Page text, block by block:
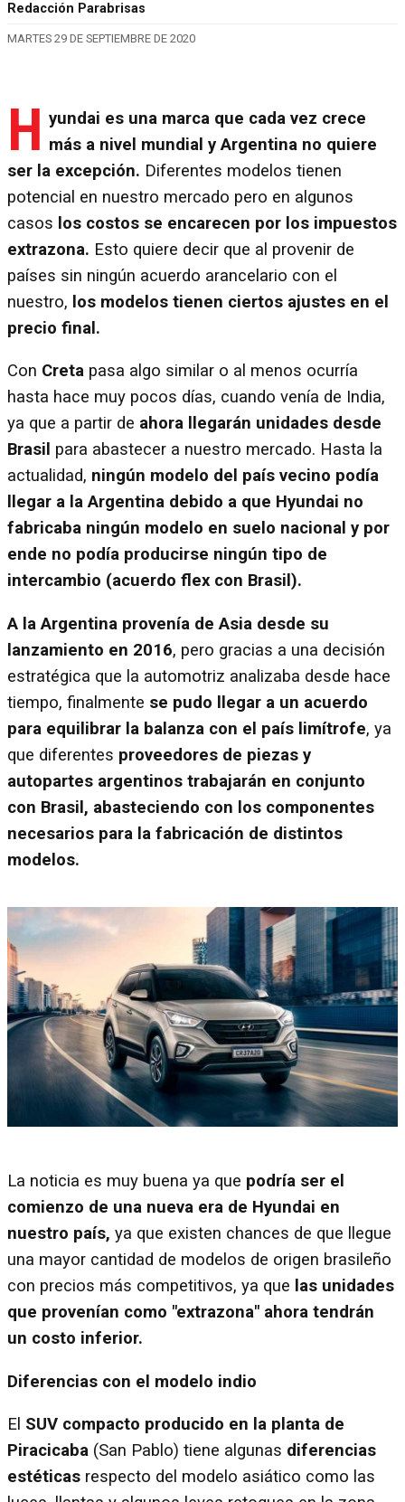
Redacción Parabrisas
MARTES 29 DE SEPTIEMBRE DE 2020
H yundai es una marca que cada vez crece
más a nivel mundial y Argentina no quiere
ser la excepción. Diferentes modelos tienen
potencial en nuestro mercado pero en algunos
casos los costos se encarecen por los impuestos
extrazona. Esto quiere decir que al provenir de
países sin ningún acuerdo arancelario con el
nuestro, los modelos tienen ciertos ajustes en el
precio final.
Con Creta pasa algo similar o al menos ocurría
hasta hace muy pocos días, cuando venía de India,
ya que a partir de ahora llegarán unidades desde
Brasil para abastecer a nuestro mercado. Hasta la
actualidad, ningún modelo del país vecino podía
llegar a la Argentina debido a que Hyundai no
fabricaba ningún modelo en suelo nacional y por
ende no podía producirse ningún tipo de
intercambio (acuerdo flex con Brasil).
A la Argentina provenía de Asia desde su
lanzamiento en 2016, pero gracias a una decisión
estratégica que la automotriz analizaba desde hace
tiempo, finalmente se pudo llegar a un acuerdo
para equilibrar la balanza con el país limítrofe, ya
que diferentes proveedores de piezas y
autopartes argentinos trabajarán en conjunto
con Brasil, abasteciendo con los componentes
necesarios para la fabricación de distintos
modelos.
La noticia es muy buena ya que podría ser el
comienzo de una nueva era de Hyundai en
nuestro país, ya que existen chances de que llegue
una mayor cantidad de modelos de origen brasileño
con precios más competitivos, ya que las unidades
que provenían como "extrazona" ahora tendrán
un costo inferior.
Diferencias con el modelo indio
El SUV compacto producido en la planta de
Piracicaba (San Pablo) tiene algunas diferencias
estéticas respecto del modelo asiático como las